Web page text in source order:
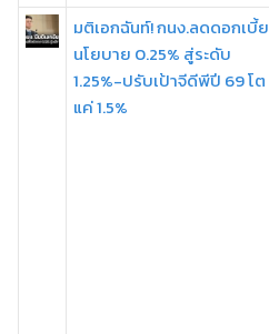
มติเอกฉันท์! กนง.ลดดอกเบี้ย
นโยบาย 0.25% สู่ระดับ
1.25%-ปรับเป้าจีดีพีปี 69 โต
แค่ 1.5%